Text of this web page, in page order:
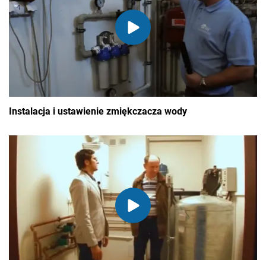
Instalacja i ustawienie zmiękczacza wody